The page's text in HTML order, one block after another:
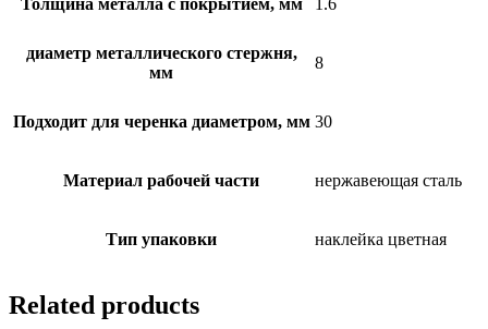
диаметр металлического стержня,
мм
8
Подходит для черенка диаметром, мм 30
Материал рабочей части нержавеющая сталь
Тип упаковки наклейка цветная
Related products